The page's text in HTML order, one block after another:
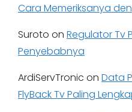
Cara Memeriksanya
Suroto on Regulator Tv
Penyebabnya
ArdiServTronic on Data
FlyBack Tv Paling